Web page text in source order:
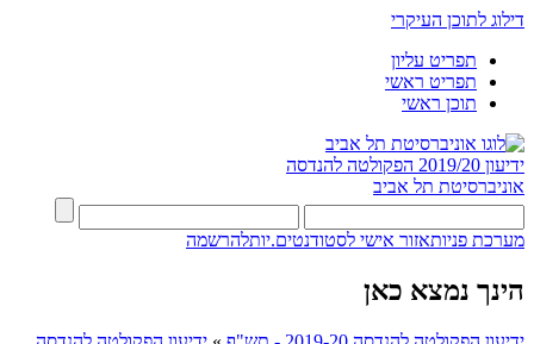
דילוג לתוכן העיקרי
תפריט עליון
תפריט ראשי
תוכן ראשי
ידיעון 2019/20
הפקולטה להנדסה
אוניברסיטת תל אביב
מערכת פניותאזור אישי לסטודנטים.יותלהרשמה
הינך נמצא כאן